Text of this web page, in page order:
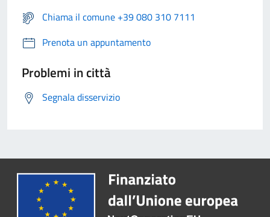
Chiama il comune +39 080 310 7111
Prenota un appuntamento
Problemi in città
Segnala disservizio